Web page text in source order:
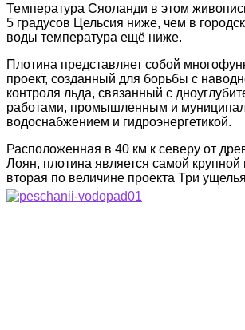
Температура Сяоланди в этом
5 градусов Цельсия ниже, чем в
воды температура ещё ниже.
Плотина представляет собой
проект, созданный для борьбы с
контроля льда, связанный с
работами, промышленным и
водоснабжением и гидроэнергетикой.
Расположенная в 40 км к северу от
Лоян, плотина является самой крупной
вторая по величине проекта Три